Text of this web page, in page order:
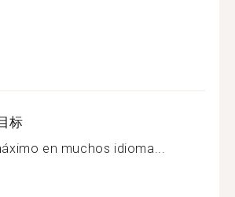
标
en muchos idioma...